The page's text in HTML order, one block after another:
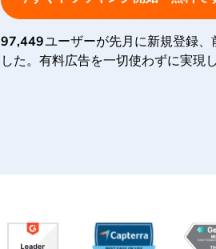
97,449ユーザーが先月に新規登録、
した。有料広告を一切使わずに実現